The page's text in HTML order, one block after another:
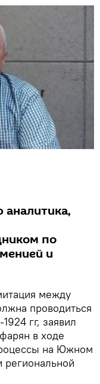
по
и
между
проводиться
гг, заявил
в ходе
на Южном